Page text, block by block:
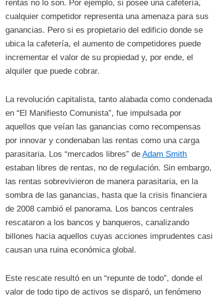
rentas no lo son. Por ejemplo, si posee una cafetería,
cualquier competidor representa una amenaza para sus
ganancias. Pero si es propietario del edificio donde se
ubica la cafetería, el aumento de competidores puede
incrementar el valor de su propiedad y, por ende, el
alquiler que puede cobrar.
La revolución capitalista, tanto alabada como condenada
en “El Manifiesto Comunista”, fue impulsada por
aquellos que veían las ganancias como recompensas
por innovar y condenaban las rentas como una carga
parasitaria. Los “mercados libres” deAdam Smith
estaban libres de rentas, no de regulación. Sin embargo,
las rentas sobrevivieron de manera parasitaria, en la
sombra de las ganancias, hasta que la crisis financiera
de 2008 cambió el panorama. Los bancos centrales
rescataron a los bancos y banqueros, canalizando
billones hacia aquellos cuyas acciones imprudentes casi
causan una ruina económica global.
Este rescate resultó en un “repunte de todo”, donde el
valor de todo tipo de activos se disparó, un fenómeno